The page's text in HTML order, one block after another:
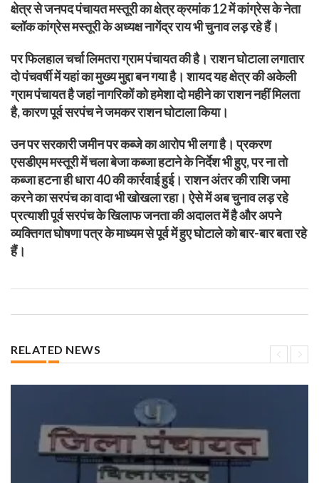
क्षेत्र से जनपद पंचायत मस्तूरी का क्षेत्र क्रमांक 12 में कांग्रेस के नेता
ब्लॉक कांग्रेस मस्तूरी के अध्यक्ष नागेंद्र राय भी चुनाव लड़ रहे हैं।
पर फिलहाल चर्चा लिमतरा ग्राम पंचायत की है। राशन घोटाला लगातार
दो पंचवर्षी में यहां का मुख्य मुद्दा बन गया है। शायद यह क्षेत्र की अकेली
ग्राम पंचायत है जहां नागरिकों को हमेशा दो महीने का राशन नहीं मिलता
है, कारण पूर्व सरपंच ने जमकर राशन घोटाला किया।
उन पर सरकारी जमीन पर कब्जे का आरोप भी लगा है। प्रकरण
एसडीएम मस्तूरी में चला बेजा कब्जा हटाने के निर्देश भी हुए, पर ना तो
कब्जा हटना ही धारा 40 की कार्रवाई हुई। राशन अंतर की राशि जमा
करने का सरपंच का वादा भी खोखला रहा। ऐसे में अब चुनाव लड़ रहे
प्रत्याशी पूर्व सरपंच के खिलाफ जनता की अदालत में है और अपने
व्यक्तिगत घोषणा पत्र के माध्यम से पूर्व में हुए घोटाले को बार-बार बता रहे
हैं।
RELATED NEWS